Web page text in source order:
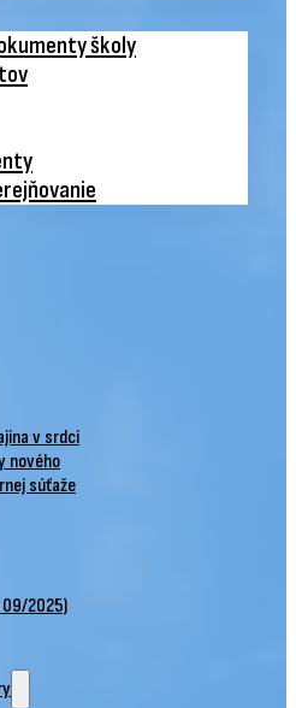
školy
v srdci
nového
súťaže
2025)